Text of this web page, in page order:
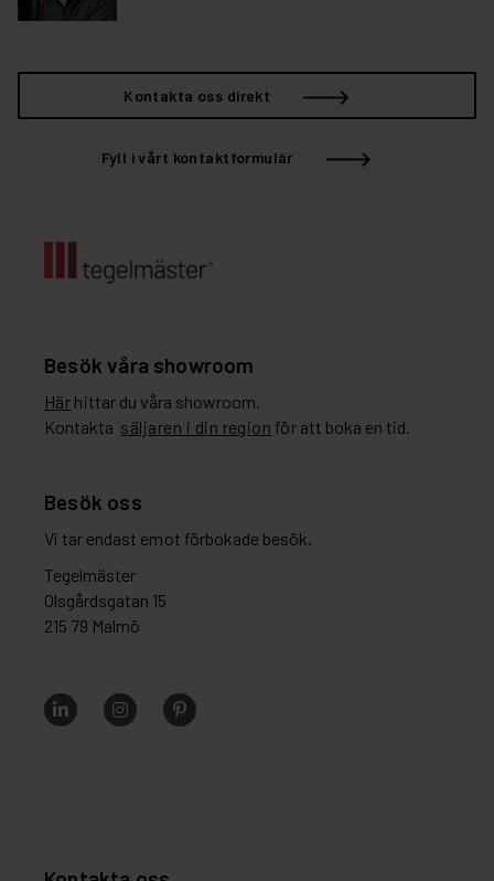
Kontakta oss direkt
Fyll i vårt kontaktformulär
Besök våra showroom
Här hittar du våra showroom.
Kontakta säljaren i din region för att boka en tid.
Besök oss
Vi tar endast emot förbokade besök.
Tegelmäster
Olsgårdsgatan 15
215 79 Malmö